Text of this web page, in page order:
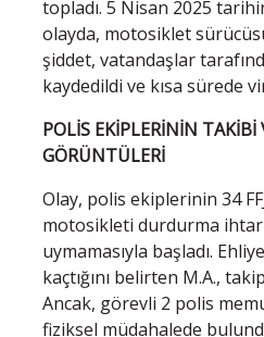
topladı. 5 Nisan 2025
olayda, motosiklet
şiddet, vatandaşlar
kaydedildi ve kısa sürede
POLİS EKİPLERİNİN TAKİBİ
GÖRÜNTÜLERİ
Olay, polis ekiplerinin 34
motosikleti durdurma
uymamasıyla başladı.
kaçtığını belirten M.A.,
Ancak, görevli 2 polis
fiziksel müdahalede